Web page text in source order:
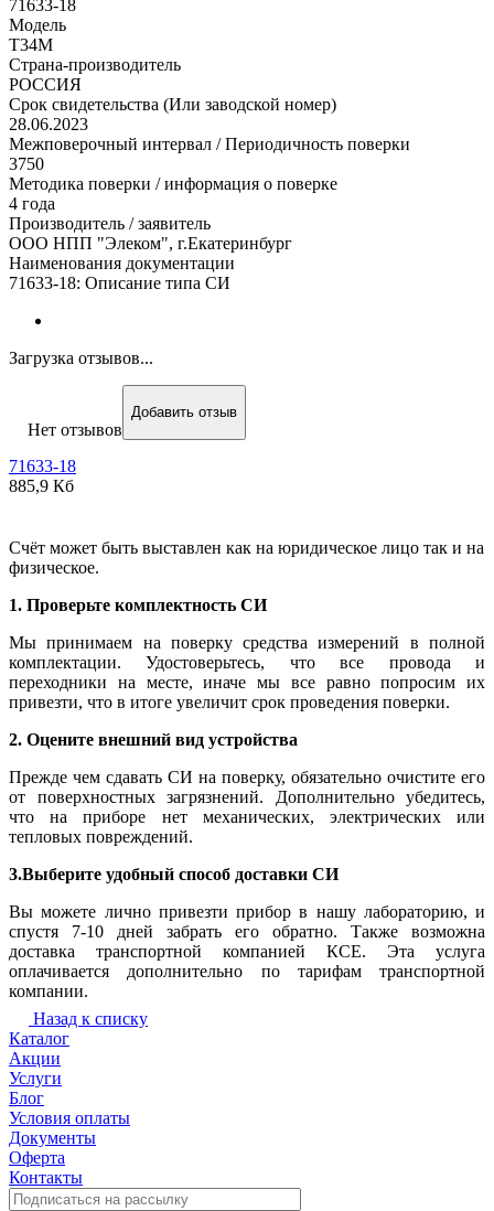
71633-18
Модель
Т34М
Страна-производитель
РОССИЯ
Срок свидетельства (Или заводской номер)
28.06.2023
Межповерочный интервал / Периодичность поверки
3750
Методика поверки / информация о поверке
4 года
Производитель / заявитель
ООО НПП "Элеком", г.Екатеринбург
Наименования документации
71633-18: Описание типа СИ
Загрузка отзывов...
Нет отзывов
Добавить отзыв
71633-18
885,9 Кб
Счёт может быть выставлен как на юридическое лицо так и на
физическое.
1. Проверьте комплектность СИ
Мы принимаем на поверку средства измерений в полной
комплектации. Удостоверьтесь, что все провода и
переходники на месте, иначе мы все равно попросим их
привезти, что в итоге увеличит срок проведения поверки.
2. Оцените внешний вид устройства
Прежде чем сдавать СИ на поверку, обязательно очистите его
от поверхностных загрязнений. Дополнительно убедитесь,
что на приборе нет механических, электрических или
тепловых повреждений.
3.Выберите удобный способ доставки СИ
Вы можете лично привезти прибор в нашу лабораторию, и
спустя 7-10 дней забрать его обратно. Также возможна
доставка транспортной компанией КСЕ. Эта услуга
оплачивается дополнительно по тарифам транспортной
компании.
Назад к списку
Каталог
Акции
Услуги
Блог
Условия оплаты
Документы
Оферта
Контакты